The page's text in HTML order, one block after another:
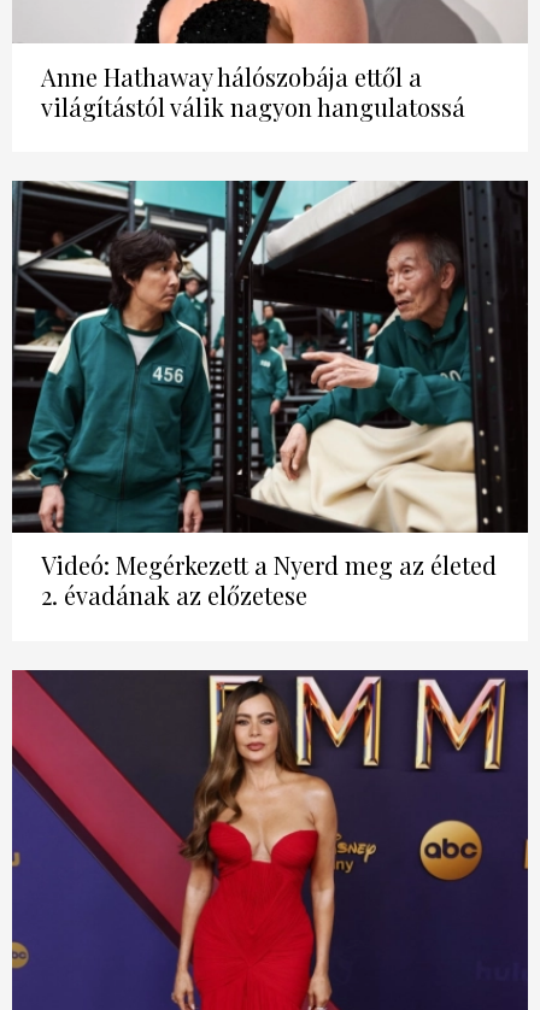
Anne Hathaway hálószobája ettől a
világítástól válik nagyon hangulatossá
Videó: Megérkezett a Nyerd meg az életed
2. évadának az előzetese